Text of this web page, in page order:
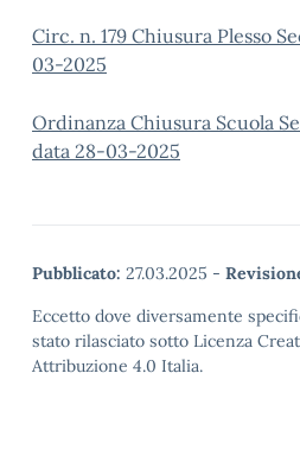
Circ. n. 179 Chiusura Plesso
03-2025
Ordinanza Chiusura Scuola
data 28-03-2025
Pubblicato: 27.03.2025 -
Eccetto dove diversamente
stato rilasciato sotto Licenza
Attribuzione 4.0 Italia.